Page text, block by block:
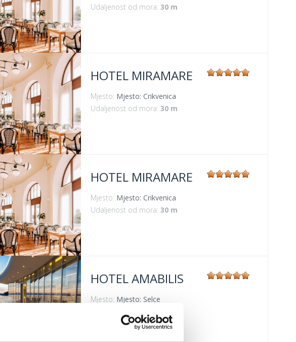
Udaljenost od mora: 30 m
HOTEL MIRAMARE
Mjesto: Mjesto: Crikvenica
Udaljenost od mora: 30 m
HOTEL MIRAMARE
Mjesto: Mjesto: Crikvenica
Udaljenost od mora: 30 m
HOTEL AMABILIS
Mjesto: Mjesto: Selce